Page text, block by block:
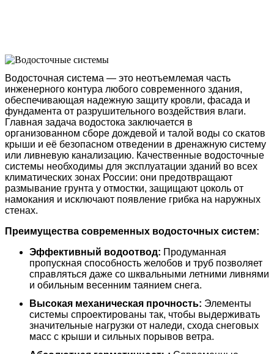
Водосточная система — это неотъемлемая часть
инженерного контура любого современного здания,
обеспечивающая надежную защиту кровли, фасада и
фундамента от разрушительного воздействия влаги.
Главная задача водостока заключается в
организованном сборе дождевой и талой воды со скатов
крыши и её безопасном отведении в дренажную систему
или ливневую канализацию. Качественные водосточные
системы необходимы для эксплуатации зданий во всех
климатических зонах России: они предотвращают
размывание грунта у отмостки, защищают цоколь от
намокания и исключают появление грибка на наружных
стенах.
Преимущества современных водосточных систем:
Эффективный водоотвод: Продуманная
пропускная способность желобов и труб позволяет
справляться даже со шквальными летними ливнями
и обильным весенним таянием снега.
Высокая механическая прочность: Элементы
системы спроектированы так, чтобы выдерживать
значительные нагрузки от наледи, схода снеговых
масс с крыши и сильных порывов ветра.